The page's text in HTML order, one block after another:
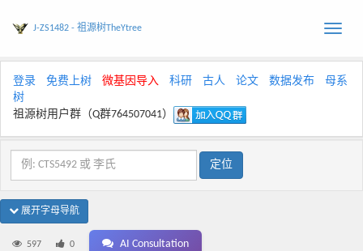
Toggle
J-ZS1482 - 祖源树TheYtree
登录 免费上树 微基因导入 科研 古人 论文 数据发布
母系
树
祖源树用户群（Q群764507041）
展开字母导航
597 0 AI Consultation